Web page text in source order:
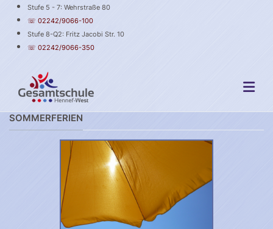
Stufe 5 - 7: Wehrstraße 80
☏ 02242/9066-100
Stufe 8-Q2: Fritz Jacobi Str. 10
☏ 02242/9066-350
SOMMERFERIEN